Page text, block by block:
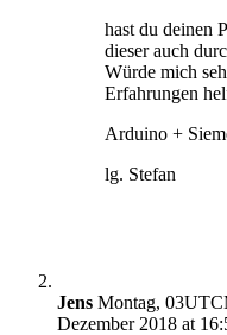
hast du deinen
dieser auch
Würde mich
Erfahrungen
Arduino +
lg. Stefan
Jens Montag,
Dezember 2018 at